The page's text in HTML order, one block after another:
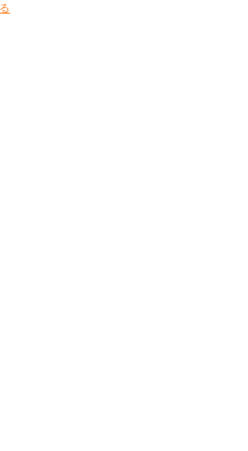
いるので、LEDに特有の不快な多重影が発
：LED 11W